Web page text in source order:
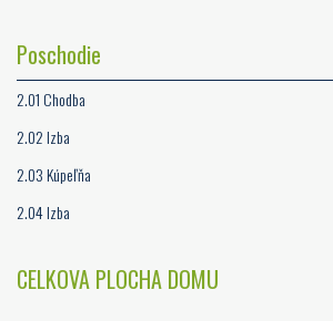
Poschodie
2.01 Chodba
2.02 Izba
2.03 Kúpeľňa
2.04 Izba
CELKOVA PLOCHA DOMU